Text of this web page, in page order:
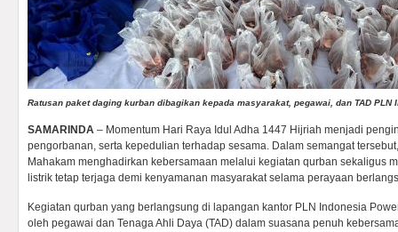
Ratusan paket daging kurban dibagikan kepada masyarakat, pegawai, dan TAD PLN
SAMARINDA – Momentum Hari Raya Idul Adha 1447 Hijriah menjadi
pengorbanan, serta kepedulian terhadap sesama. Dalam semangat
Mahakam menghadirkan kebersamaan melalui kegiatan qurban sekaligus
listrik tetap terjaga demi kenyamanan masyarakat selama perayaan
Kegiatan qurban yang berlangsung di lapangan kantor PLN Indonesia
oleh pegawai dan Tenaga Ahli Daya (TAD) dalam suasana penuh